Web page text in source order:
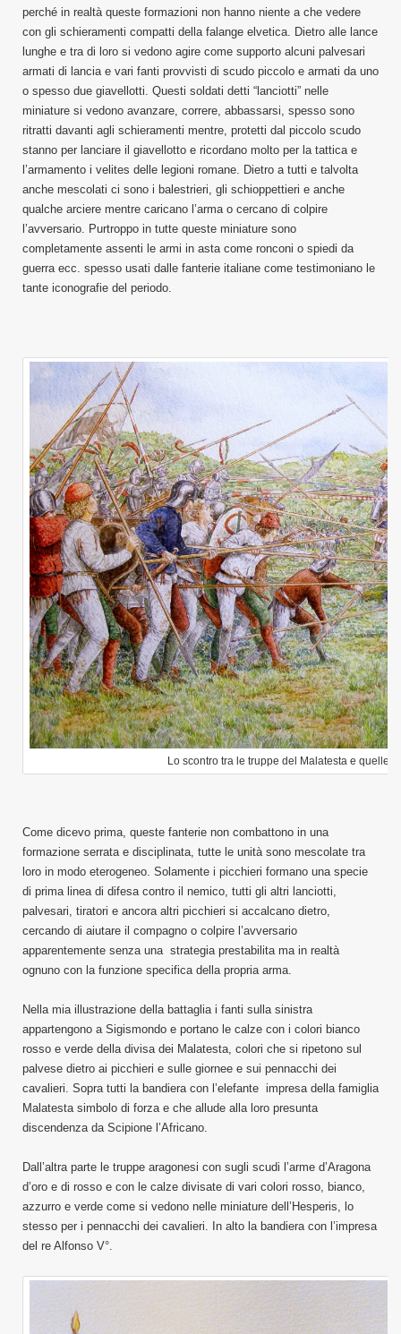
perché in realtà queste formazioni non hanno niente a che vedere
con gli schieramenti compatti della falange elvetica. Dietro alle lance
lunghe e tra di loro si vedono agire come supporto alcuni palvesari
armati di lancia e vari fanti provvisti di scudo piccolo e armati da uno
o spesso due giavellotti. Questi soldati detti “lanciotti” nelle
miniature si vedono avanzare, correre, abbassarsi, spesso sono
ritratti davanti agli schieramenti mentre, protetti dal piccolo scudo
stanno per lanciare il giavellotto e ricordano molto per la tattica e
l’armamento i velites delle legioni romane. Dietro a tutti e talvolta
anche mescolati ci sono i balestrieri, gli schioppettieri e anche
qualche arciere mentre caricano l’arma o cercano di colpire
l’avversario. Purtroppo in tutte queste miniature sono
completamente assenti le armi in asta come ronconi o spiedi da
guerra ecc. spesso usati dalle fanterie italiane come testimoniano le
tante iconografie del periodo.
Lo scontro tra le truppe del Malatesta e quelle
Come dicevo prima, queste fanterie non combattono in una
formazione serrata e disciplinata, tutte le unità sono mescolate tra
loro in modo eterogeneo. Solamente i picchieri formano una specie
di prima linea di difesa contro il nemico, tutti gli altri lanciotti,
palvesari, tiratori e ancora altri picchieri si accalcano dietro,
cercando di aiutare il compagno o colpire l’avversario
apparentemente senza una strategia prestabilita ma in realtà
ognuno con la funzione specifica della propria arma.
Nella mia illustrazione della battaglia i fanti sulla sinistra
appartengono a Sigismondo e portano le calze con i colori bianco
rosso e verde della divisa dei Malatesta, colori che si ripetono sul
palvese dietro ai picchieri e sulle giornee e sui pennacchi dei
cavalieri. Sopra tutti la bandiera con l’elefante impresa della famiglia
Malatesta simbolo di forza e che allude alla loro presunta
discendenza da Scipione l’Africano.
Dall’altra parte le truppe aragonesi con sugli scudi l’arme d’Aragona
d’oro e di rosso e con le calze divisate di vari colori rosso, bianco,
azzurro e verde come si vedono nelle miniature dell’Hesperis, lo
stesso per i pennacchi dei cavalieri. In alto la bandiera con l’impresa
del re Alfonso V°.